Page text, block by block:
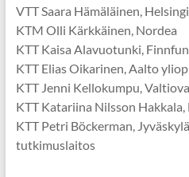
VTT Saara Hämäläinen,
KTM Olli Kärkkäinen, Nordea
KTT Kaisa Alavuotunki,
KTT Elias Oikarinen, Aalto
KTT Jenni Kellokumpu,
KTT Katariina Nilsson Hakkala,
KTT Petri Böckerman,
tutkimuslaitos